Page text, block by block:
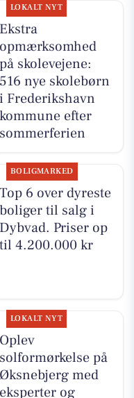
LOKALT NYT
Ekstra
opmærksomhed
på skolevejene:
516 nye skolebørn
i Frederikshavn
kommune efter
sommerferien
BOLIGMARKED
Top 6 over dyreste
boliger til salg i
Dybvad. Priser op
til 4.200.000 kr
LOKALT NYT
Oplev
solformørkelse på
Øksnebjerg med
eksperter og